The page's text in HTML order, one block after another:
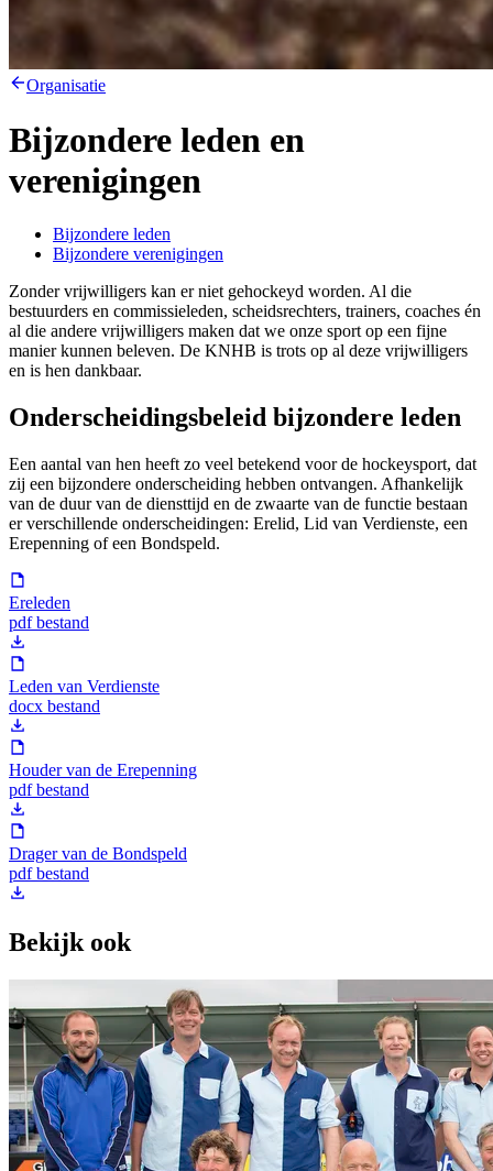
Organisatie
Bijzondere leden en
verenigingen
Bijzondere leden
Bijzondere verenigingen
Zonder vrijwilligers kan er niet gehockeyd worden. Al die
bestuurders en commissieleden, scheidsrechters, trainers, coaches én
al die andere vrijwilligers maken dat we onze sport op een fijne
manier kunnen beleven. De KNHB is trots op al deze vrijwilligers
en is hen dankbaar.
Onderscheidingsbeleid bijzondere leden
Een aantal van hen heeft zo veel betekend voor de hockeysport, dat
zij een bijzondere onderscheiding hebben ontvangen. Afhankelijk
van de duur van de diensttijd en de zwaarte van de functie bestaan
er verschillende onderscheidingen: Erelid, Lid van Verdienste, een
Erepenning of een Bondspeld.
Ereleden
pdf bestand
Leden van Verdienste
docx bestand
Houder van de Erepenning
pdf bestand
Drager van de Bondspeld
pdf bestand
Bekijk ook